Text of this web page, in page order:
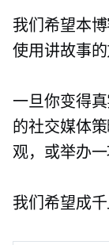
我们希望本
使用讲故事的
一旦你变得
的社交媒体
观，或举办一
我们希望成